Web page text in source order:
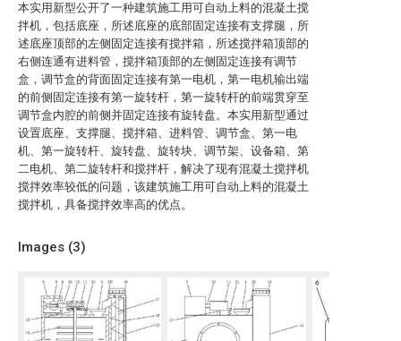
本实用新型公开了一种建筑施工用可自动上料的混凝土搅
拌机，包括底座，所述底座的底部固定连接有支撑腿，所
述底座顶部的左侧固定连接有搅拌箱，所述搅拌箱顶部的
右侧连通有进料管，搅拌箱顶部的左侧固定连接有调节
盒，调节盒的背面固定连接有第一电机，第一电机输出端
的前侧固定连接有第一旋转杆，第一旋转杆的前端贯穿至
调节盒内腔的前侧并固定连接有旋转盘。本实用新型通过
设置底座、支撑腿、搅拌箱、进料管、调节盒、第一电
机、第一旋转杆、旋转盘、旋转块、调节架、设备箱、第
二电机、第二旋转杆和搅拌杆，解决了现有混凝土搅拌机
搅拌效率较低的问题，该建筑施工用可自动上料的混凝土
搅拌机，具备搅拌效率高的优点。
Images (3)